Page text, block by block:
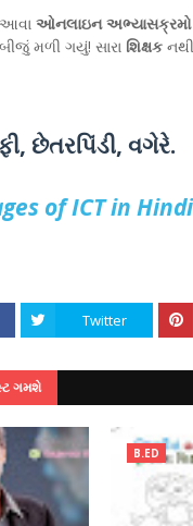
ઓનલાઇન અભ્યાસક્રમો
મળી ગયું! સારા શિક્ષક
છેતરપિંડી, વગેરે.
of ICT in
Twitter
ગમશે
B.ED